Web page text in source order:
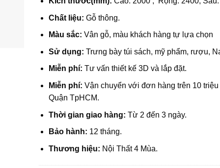
Chất liệu: Gỗ thông.
Màu sắc: Vân gỗ, màu khách hàng tự lựa chọn
Sử dụng: Trưng bày túi sách, mỹ phẩm, rượu,
Miễn phí: Tư vấn thiết kế 3D và lắp đặt.
Miễn phí: Vận chuyển với đơn hàng trên 10 triệu
Quận TpHCM.
Thời gian giao hàng: Từ 2 đến 3 ngày.
Bảo hành: 12 tháng.
Thương hiệu: Nội Thất 4 Mùa.